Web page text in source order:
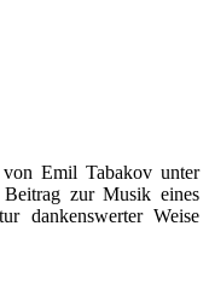
Emil Tabakov unter
zur Musik eines
dankenswerter Weise